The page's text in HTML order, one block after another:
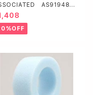
AS91948 1
リヤショックスプリング【ホ
ト/1.9lb/in・L61・11.0T・1.